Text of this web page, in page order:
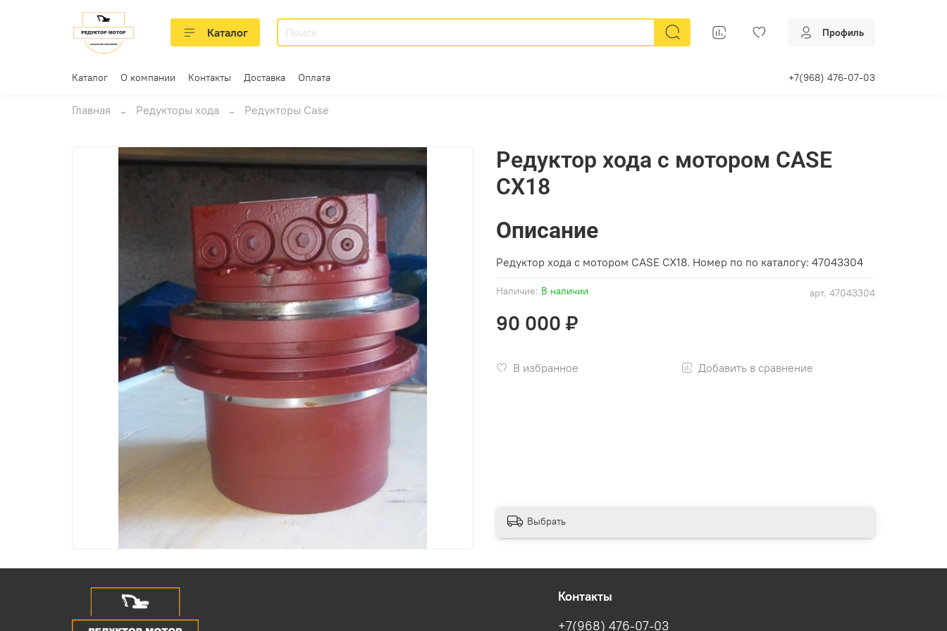
Каталог Профиль
Каталог О компании Контакты Доставка Оплата +7(968) 476-07-03
Главная Редукторы хода Редукторы Case
арт. 47043304
Наличие: В наличии
Редуктор хода с мотором CASE
CX18
90 000 ₽
В избранное Добавить в сравнение
Описание
Редуктор хода с мотором CASE CX18. Номер по по каталогу: 47043304
Выбрать
Контакты
+7(968) 476-07-03